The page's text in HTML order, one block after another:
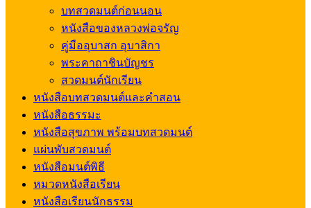
บทสวดมนต์ก่อนนอน
หนังสือของหลวงพ่อจรัญ
คู่มืออุบาสก อุบาสิกา
พระคาถาชินบัญชร
สวดมนต์นักเรียน
หนังสือบทสวดมนต์และคำสอน
หนังสือธรรมะ
หนังสือสุขภาพ พร้อมบทสวดมนต์
แผ่นพับสวดมนต์
หนังสือมนต์พิธี
หมวดหนังสือเรียน
หนังสือเรียนนักธรรม